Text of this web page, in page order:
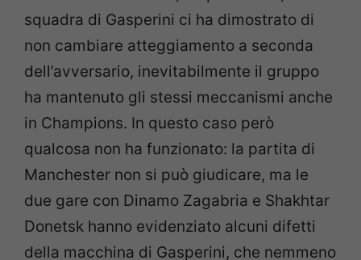
squadra di Gasperini ci ha dimostrato di
non cambiare atteggiamento a seconda
dell’avversario, inevitabilmente il gruppo
ha mantenuto gli stessi meccanismi anche
in Champions. In questo caso però
qualcosa non ha funzionato: la partita di
Manchester non si può giudicare, ma le
due gare con Dinamo Zagabria e Shakhtar
Donetsk hanno evidenziato alcuni difetti
della macchina di Gasperini, che nemmeno